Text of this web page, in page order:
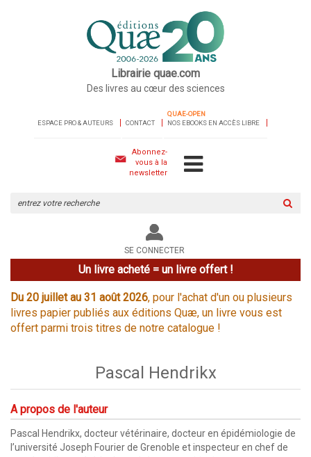
Librairie quae.com
Des livres au cœur des sciences
ESPACE PRO & AUTEURS CONTACT
QUAE-OPEN
NOS EBOOKS EN ACCÈS LIBRE
Abonnez-
vous à la
newsletter
le
site
SE CONNECTER
Un livre acheté = un livre offert !
Du 20 juillet au 31 août 2026, pour l'achat d'un ou plusieurs
livres papier publiés aux éditions Quæ, un livre vous est
offert parmi trois titres de notre catalogue !
Pascal Hendrikx
A propos de l'auteur
Pascal Hendrikx, docteur vétérinaire, docteur en épidémiologie de
l’université Joseph Fourier de Grenoble et inspecteur en chef de